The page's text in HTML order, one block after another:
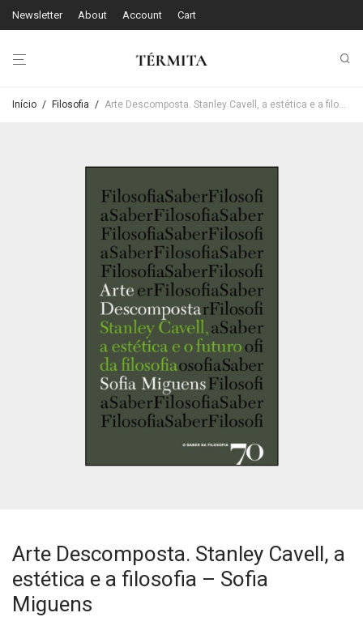
Newsletter About Account Cart
Início / Filosofia / Arte Descomposta. Stanley Cavell, a estética e a filosofia – Sofia Miguens
Arte Descomposta. Stanley Cavell, a
estética e a filosofia – Sofia
Miguens